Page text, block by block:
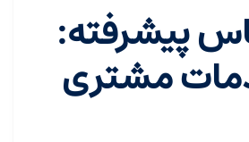
پیشرفته:
مشتری